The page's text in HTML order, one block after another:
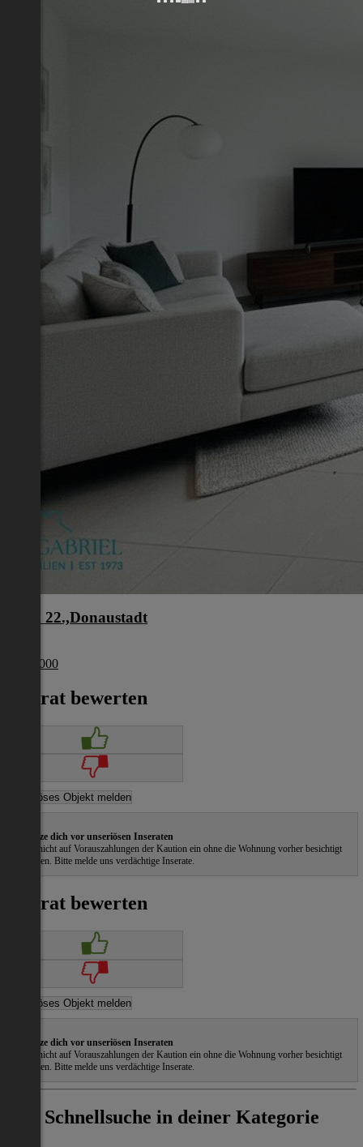
Wien 22.,Donaustadt
€ 274 000
Inserat bewerten
Schütze dich vor unseriösen Inseraten
Gehe nicht auf Vorauszahlungen der Kaution ein ohne die Wohnung vorher besichtigt
zu haben. Bitte melde uns verdächtige Inserate.
Inserat bewerten
Schütze dich vor unseriösen Inseraten
Gehe nicht auf Vorauszahlungen der Kaution ein ohne die Wohnung vorher besichtigt
zu haben. Bitte melde uns verdächtige Inserate.
Schnellsuche in deiner Kategorie